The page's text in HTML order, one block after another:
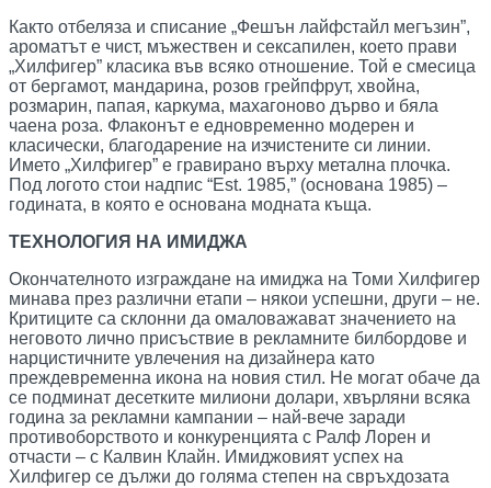
Както отбеляза и списание „Фешън лайфстайл мегъзин”,
ароматът е чист, мъжествен и сексапилен, което прави
„Хилфигер” класика във всяко отношение. Той е смесица
от бергамот, мандарина, розов грейпфрут, хвойна,
розмарин, папая, каркума, махагоново дърво и бяла
чаена роза. Флаконът е едновременно модерен и
класически, благодарение на изчистените си линии.
Името „Хилфигер” е гравирано върху метална плочка.
Под логото стои надпис “Est. 1985,” (основана 1985) –
годината, в която е основана модната къща.
ТЕХНОЛОГИЯ НА ИМИДЖА
Окончателното изграждане на имиджа на Томи Хилфигер
минава през различни етапи – някои успешни, други – не.
Критиците са склонни да омаловажават значението на
неговото лично присъствие в рекламните билбордове и
нарцистичните увлечения на дизайнера като
преждевременна икона на новия стил. Не могат обаче да
се подминат десетките милиони долари, хвърляни всяка
година за рекламни кампании – най-вече заради
противоборството и конкуренцията с Ралф Лорен и
отчасти – с Калвин Клайн. Имиджовият успех на
Хилфигер се дължи до голяма степен на свръхдозата